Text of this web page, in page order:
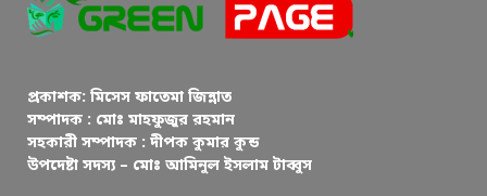
প্রকাশক: মিসেস ফাতেমা জিন্নাত
সম্পাদক : মোঃ মাহফুজুর রহমান
সহকারী সম্পাদক : দীপক কুমার কুন্ড
উপদেষ্টা সদস্য – মোঃ আমিনুল ইসলাম টাব্বুস